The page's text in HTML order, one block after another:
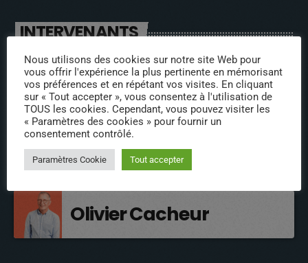
INTERVENANTS
Nathalie Remaoun – La
Petite Fourmi Rouge
Aurélie et Anne des
Viviers de Castelnau de
Médoc
Olivier Cacheur
Nous utilisons des cookies sur notre site Web pour
vous offrir l'expérience la plus pertinente en mémorisant
vos préférences et en répétant vos visites. En cliquant
sur « Tout accepter », vous consentez à l'utilisation de
TOUS les cookies. Cependant, vous pouvez visiter les
« Paramètres des cookies » pour fournir un
consentement contrôlé.
Paramètres Cookie Tout accepter